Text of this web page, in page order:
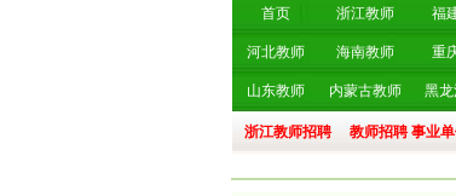
首页 浙江教师 福
河北教师 海南教师 重
山东教师 内蒙古教师 黑
浙江教师招聘 教师招聘 事业